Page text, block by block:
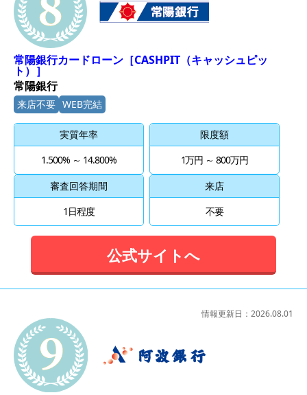
常陽銀行カードローン［CASHPIT（キャッシュピッ
ト）］
常陽銀行
来店不要 WEB完結
実質年率
1.500% ～ 14.800%
限度額
1万円 ～ 800万円
審査回答期間
1日程度
来店
不要
公式サイトへ
情報更新日： 2026.08.01